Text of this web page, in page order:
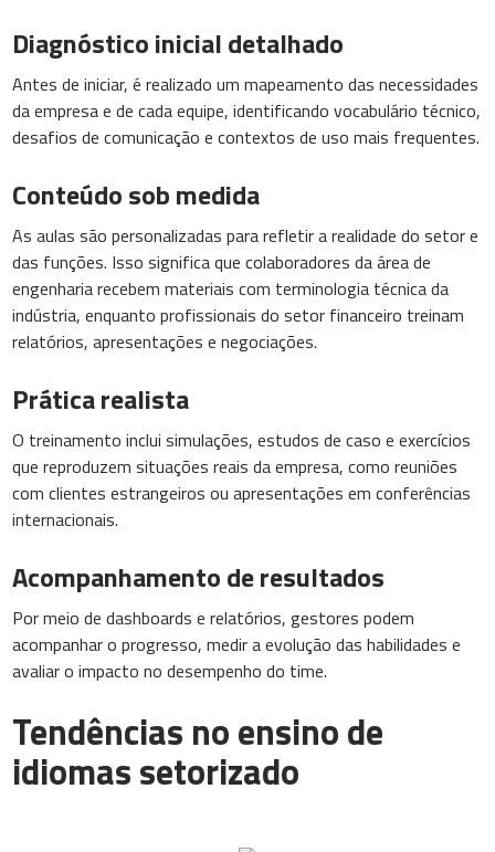
Diagnóstico inicial detalhado
Antes de iniciar, é realizado um mapeamento das necessidades
da empresa e de cada equipe, identificando vocabulário técnico,
desafios de comunicação e contextos de uso mais frequentes.
Conteúdo sob medida
As aulas são personalizadas para refletir a realidade do setor e
das funções. Isso significa que colaboradores da área de
engenharia recebem materiais com terminologia técnica da
indústria, enquanto profissionais do setor financeiro treinam
relatórios, apresentações e negociações.
Prática realista
O treinamento inclui simulações, estudos de caso e exercícios
que reproduzem situações reais da empresa, como reuniões
com clientes estrangeiros ou apresentações em conferências
internacionais.
Acompanhamento de resultados
Por meio de dashboards e relatórios, gestores podem
acompanhar o progresso, medir a evolução das habilidades e
avaliar o impacto no desempenho do time.
Tendências no ensino de
idiomas setorizado